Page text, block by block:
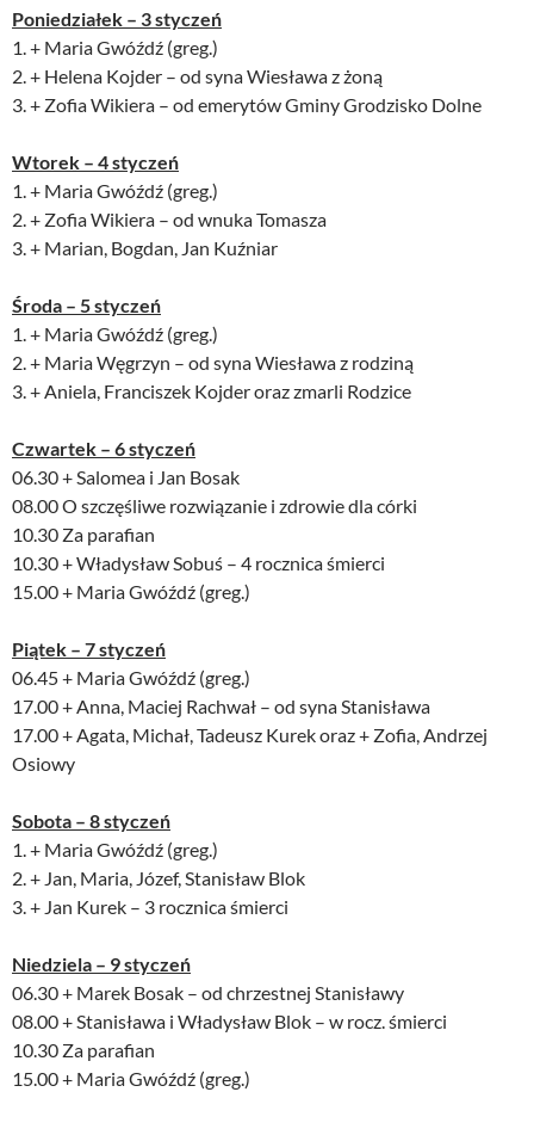
Poniedziałek – 3 styczeń
1. + Maria Gwóźdź (greg.)
2. + Helena Kojder – od syna Wiesława z żoną
3. + Zofia Wikiera – od emerytów Gminy Grodzisko Dolne
Wtorek – 4 styczeń
1. + Maria Gwóźdź (greg.)
2. + Zofia Wikiera – od wnuka Tomasza
3. + Marian, Bogdan, Jan Kuźniar
Środa – 5 styczeń
1. + Maria Gwóźdź (greg.)
2. + Maria Węgrzyn – od syna Wiesława z rodziną
3. + Aniela, Franciszek Kojder oraz zmarli Rodzice
Czwartek – 6 styczeń
06.30 + Salomea i Jan Bosak
08.00 O szczęśliwe rozwiązanie i zdrowie dla córki
10.30 Za parafian
10.30 + Władysław Sobuś – 4 rocznica śmierci
15.00 + Maria Gwóźdź (greg.)
Piątek – 7 styczeń
06.45 + Maria Gwóźdź (greg.)
17.00 + Anna, Maciej Rachwał – od syna Stanisława
17.00 + Agata, Michał, Tadeusz Kurek oraz + Zofia, Andrzej
Osiowy
Sobota – 8 styczeń
1. + Maria Gwóźdź (greg.)
2. + Jan, Maria, Józef, Stanisław Blok
3. + Jan Kurek – 3 rocznica śmierci
Niedziela – 9 styczeń
06.30 + Marek Bosak – od chrzestnej Stanisławy
08.00 + Stanisława i Władysław Blok – w rocz. śmierci
10.30 Za parafian
15.00 + Maria Gwóźdź (greg.)